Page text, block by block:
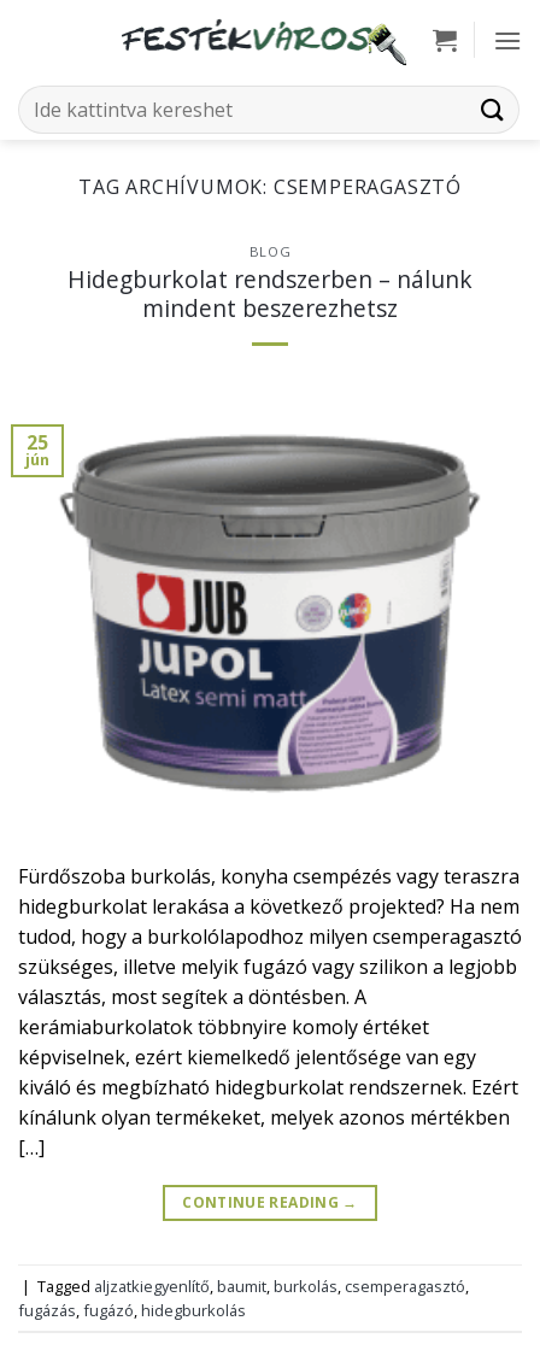
Keresés
a
TAG ARCHÍVUMOK: CSEMPERAGASZTÓ
BLOG
Hidegburkolat rendszerben – nálunk
mindent beszerezhetsz
25
jún
Fürdőszoba burkolás, konyha csempézés vagy teraszra
hidegburkolat lerakása a következő projekted? Ha nem
tudod, hogy a burkolólapodhoz milyen csemperagasztó
szükséges, illetve melyik fugázó vagy szilikon a legjobb
választás, most segítek a döntésben. A
kerámiaburkolatok többnyire komoly értéket
képviselnek, ezért kiemelkedő jelentősége van egy
kiváló és megbízható hidegburkolat rendszernek. Ezért
kínálunk olyan termékeket, melyek azonos mértékben
[…]
CONTINUE READING →
| Tagged aljzatkiegyenlítő baumit burkolás csemperagasztó
fugázás fugázó hidegburkolás